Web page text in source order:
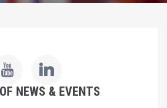
NEWS & EVENTS